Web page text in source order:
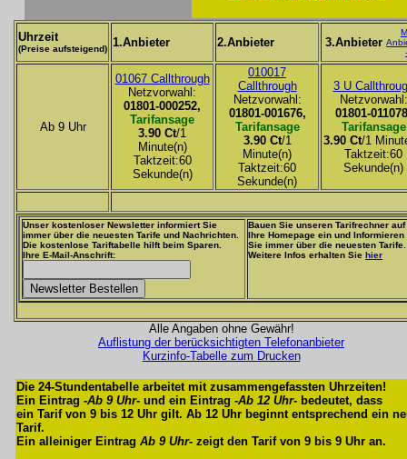
Uhrzeit
(Preise aufsteigend) 1.Anbieter 2.Anbieter 3.Anbieter
Ab 9 Uhr
01067 Callthrough
Netzvorwahl:
01801-000252,
Tarifansage
3.90 Ct/1
Minute(n)
Taktzeit:60
Sekunde(n)
010017
Callthrough
Netzvorwahl:
01801-001676,
Tarifansage
3.90 Ct/1
Minute(n)
Taktzeit:60
Sekunde(n)
3 U
Netzvorwahl:
01801-
Tarifansage
3.90 Ct/1
Taktzeit:60
Sekunde(n)
Unser kostenloser Newsletter informiert Sie
immer über die neuesten Tarife und Nachrichten.
Die kostenlose Tariftabelle hilft beim Sparen.
Ihre E-Mail-Anschrift:
Bauen Sie unseren Tarifrechner auf
Ihre Homepage ein und Informieren
Sie immer über die neuesten Tarife.
Weitere Infos erhalten Sie hier
Alle Angaben ohne Gewähr!
Auflistung der berücksichtigten Telefonanbieter
Kurzinfo-Tabelle zum Drucken
Die 24-Stundentabelle arbeitet mit zusammengefassten Uhrzeiten!
Ein Eintrag -Ab 9 Uhr- und ein Eintrag -Ab 12 Uhr- bedeutet, dass
ein Tarif von 9 bis 12 Uhr gilt. Ab 12 Uhr beginnt entsprechend ein
Tarif.
Ein alleiniger Eintrag Ab 9 Uhr- zeigt den Tarif von 9 bis 9 Uhr an.